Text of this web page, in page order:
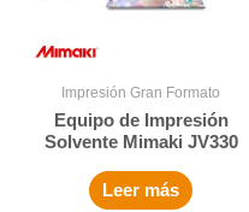
Impresión Gran Formato
Equipo de Impresión
Solvente Mimaki JV330
Leer más